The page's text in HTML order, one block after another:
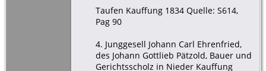
Taufen Kauffung 1834 Quelle: S614,
Pag 90
4. Junggesell Johann Carl Ehrenfried,
des Johann Gottlieb Pätzold, Bauer und
Gerichtsscholz in Nieder Kauffung